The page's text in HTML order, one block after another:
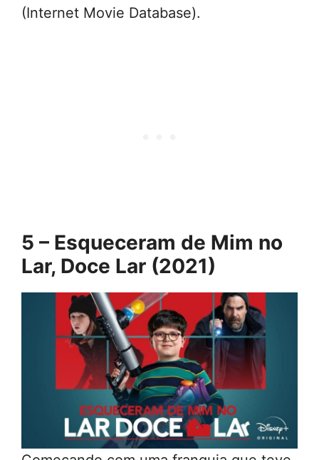
(Internet Movie Database).
5 – Esqueceram de Mim no
Lar, Doce Lar (2021)